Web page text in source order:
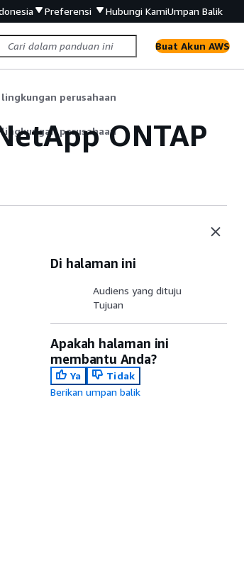
Preferensi Hubungi KamiUmpan Balik
Buat Akun AWS
perusahaan
perusahaanONTAP
Di halaman ini
Audiens yang dituju
Tujuan
Apakah halaman ini
membantu Anda?
Ya
Tidak
Berikan umpan balik